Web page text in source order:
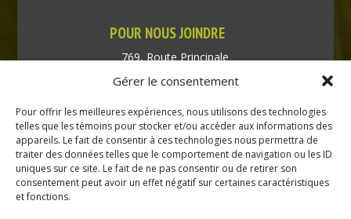
Gérer le consentement
Pour offrir les meilleures expériences, nous utilisons des technologies
telles que les témoins pour stocker et/ou accéder aux informations des
appareils. Le fait de consentir à ces technologies nous permettra de
traiter des données telles que le comportement de navigation ou les ID
uniques sur ce site. Le fait de ne pas consentir ou de retirer son
consentement peut avoir un effet négatif sur certaines caractéristiques
et fonctions.
POUR NOUS JOINDRE
769, Route Principale
Très-Saint-Rédempteur
Téléphone : (450) 451-5203
Direction générale :
dir@tressaintredempteur.ca